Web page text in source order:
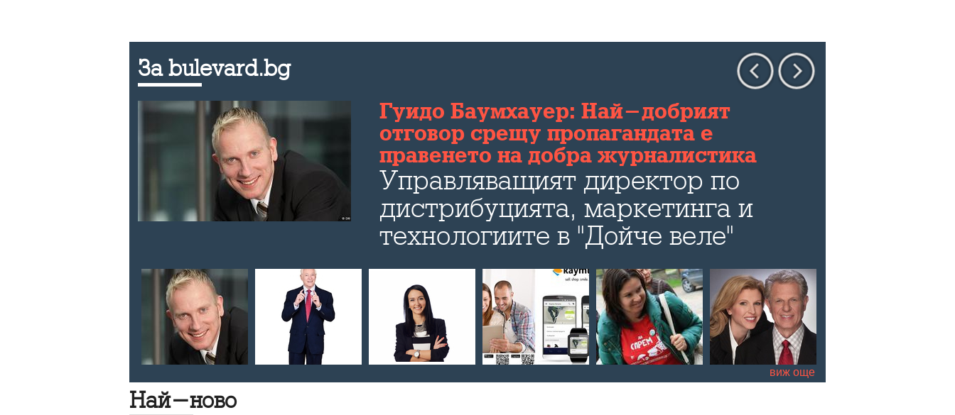
За bulevard.bg
Гуидо Баумхауер: Най-добрият
отговор срещу пропагандата е
правенето на добра журналистика
Управляващият директор по
дистрибуцията, маркетинга и
технологиите в "Дойче веле"
коментира пред Bulevard.bg
развитието на медиите в ерата на
социалните мрежи, пропагандата
в информационния поток и
бъдещето на медиите и
виж още
Най-ново